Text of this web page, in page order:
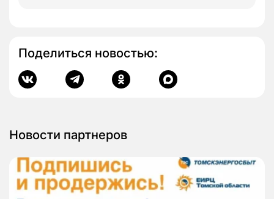
Поделиться новостью:
Новости партнеров